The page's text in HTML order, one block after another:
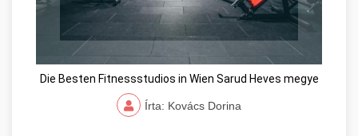
Die Besten Fitnessstudios in Wien Sarud Heves megye
Írta: Kovács Dorina